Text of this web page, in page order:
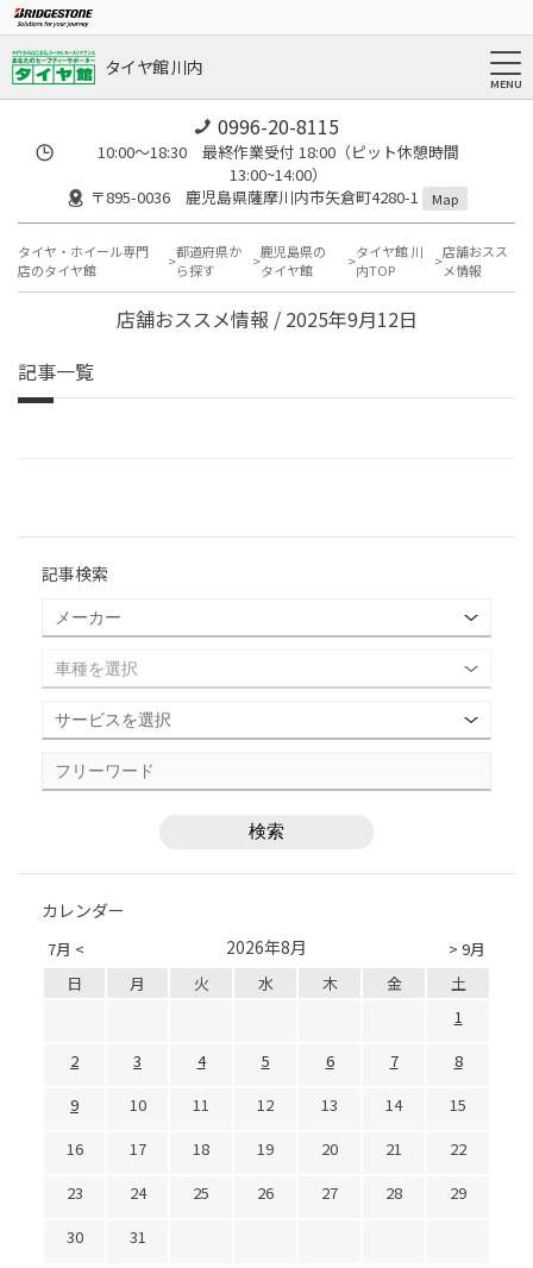
タイヤ館 川内
0996-20-8115
10:00～18:30 最終作業受付 18:00（ピット休憩時間
13:00~14:00）
〒895-0036 鹿児島県薩摩川内市矢倉町4280-1
Map
タイヤ・ホイール専門
店のタイヤ館
都道府県か
ら探す
鹿児島県の
タイヤ館
タイヤ館 川
内TOP
店舗おスス
メ情報
店舗おススメ情報 / 2025年9月12日
記事一覧
記事検索
カレンダー
7月 < > 9月
2026年8月
日 月 火 水 木 金
土
1
2
3 4 5 6 7
8
9
10 11 12 13 14
15
16
17 18 19 20 21
22
23
24 25 26 27 28
29
30
31